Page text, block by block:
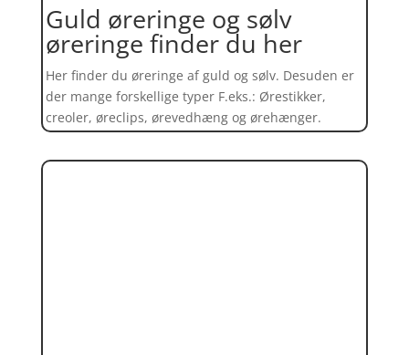
Guld øreringe og sølv
øreringe finder du her
Her finder du øreringe af guld og sølv. Desuden er
der mange forskellige typer F.eks.: Ørestikker,
creoler, øreclips, ørevedhæng og ørehænger.